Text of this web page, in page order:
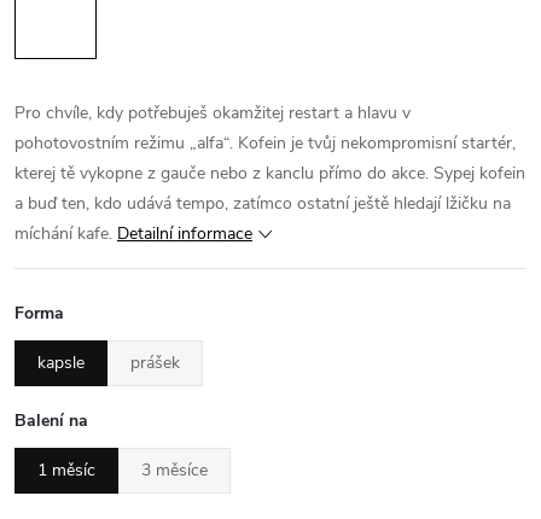
Pro chvíle, kdy potřebuješ okamžitej restart a hlavu v
pohotovostním režimu „alfa“. Kofein je tvůj nekompromisní startér,
kterej tě vykopne z gauče nebo z kanclu přímo do akce. Sypej kofein
a buď ten, kdo udává tempo, zatímco ostatní ještě hledají lžičku na
míchání kafe. Detailní informace
Forma
kapsle prášek
Balení na
1 měsíc 3 měsíce